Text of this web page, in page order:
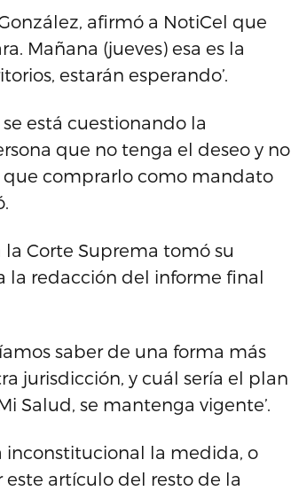
afirmó a NotiCel que
Mañana (jueves) esa es la
estarán esperando’.
está cuestionando la
que no tenga el deseo y no
que comprarlo como mandato
Corte Suprema tomó su
la redacción del informe final
saber de una forma más
jurisdicción, y cuál sería el plan
Salud, se mantenga vigente’.
inconstitucional la medida, o
artículo del resto de la